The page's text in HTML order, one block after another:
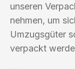
unseren
nehmen, um
Umzugsgüter
verpackt